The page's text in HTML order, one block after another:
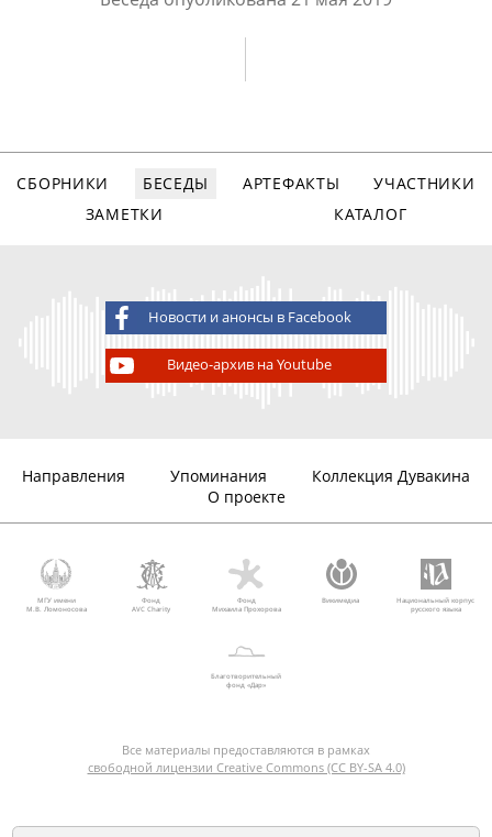
СБОРНИКИ БЕСЕДЫ АРТЕФАКТЫ
УЧАСТНИКИ
ЗАМЕТКИ
КАТАЛОГ
Новости и анонсы в Facebook
Видео-архив на Youtube
Направления Упоминания
Коллекция Дувакина
О проекте
МГУ имени
М.В. Ломоносова
Фонд
AVC Charity
Фонд
Михаила Прохорова
Викимедиа
Национальный корпус
русского языка
Благотворительный
фонд «Дар»
Все материалы предоставляются в рамках
свободной лицензии Creative Commons (CC BY-SA 4.0)